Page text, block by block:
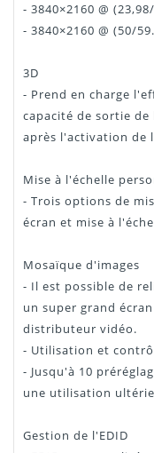
- 3840×2160 @
- 3840×2160 @ (50/
3D
- Prend en charge
capacité de sortie
après l'activation de
Mise à l'échelle
- Trois options de
écran et mise à
Mosaïque d'images
- Il est possible de
un super grand
distributeur vidéo.
- Utilisation et
- Jusqu'à 10
une utilisation
Gestion de l'EDID